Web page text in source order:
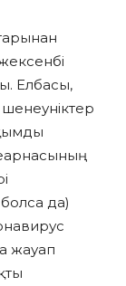
Елбасы,
да)
жауап